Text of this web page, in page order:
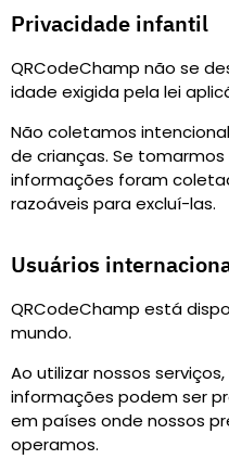
Privacidade infantil
QRCodeChamp não se
idade exigida pela lei
Não coletamos
de crianças. Se
informações foram
razoáveis ​​para excluí-las.
Usuários
QRCodeChamp está
mundo.
Ao utilizar nossos
informações podem ser
em países onde nossos
operamos.